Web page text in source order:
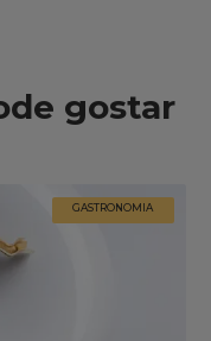
gostar
GASTRONOMIA